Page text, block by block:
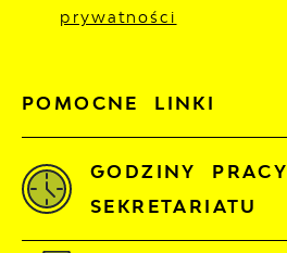
POMOCNE LINKI
prywatności
GODZINY PRACY
SEKRETARIATU